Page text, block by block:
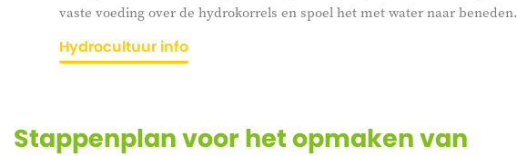
vaste voeding over de hydrokorrels en spoel het met water naar beneden.
Hydrocultuur info
Stappenplan voor het opmaken van